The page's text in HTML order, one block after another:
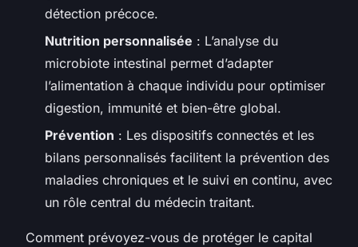
détection précoce.
Nutrition personnalisée : L’analyse du
microbiote intestinal permet d’adapter
l’alimentation à chaque individu pour optimiser
digestion, immunité et bien-être global.
Prévention : Les dispositifs connectés et les
bilans personnalisés facilitent la prévention des
maladies chroniques et le suivi en continu, avec
un rôle central du médecin traitant.
Comment prévoyez-vous de protéger le capital